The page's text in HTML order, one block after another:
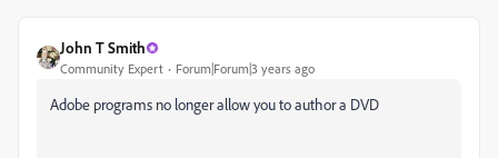
John T Smith
Community Expert Forum|Forum|3 years ago
Adobe programs no longer allow you to author a DVD